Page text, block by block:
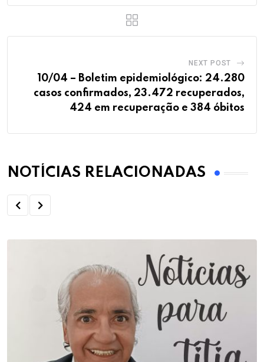
NEXT POST
10/04 – Boletim epidemiológico: 24.280
casos confirmados, 23.472 recuperados,
424 em recuperação e 384 óbitos
NOTÍCIAS RELACIONADAS